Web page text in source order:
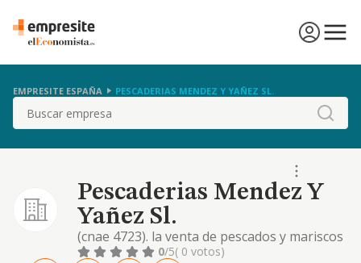
EMPRESITE ESPAÑA PESCADERIAS MENDEZ Y YAÑEZ SL.
Buscar
Pescaderias Mendez Y
Yañez Sl.
(cnae 4723). la venta de pescados y mariscos
al por menor. cnae 4723
0/5( 0 votos)